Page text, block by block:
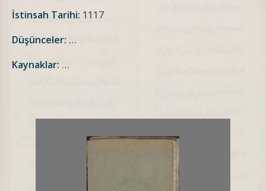
İstinsah Tarihi: 1117
Düşünceler: …
Kaynaklar: …